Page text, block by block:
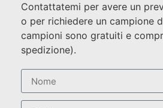
Contattatemi per avere un
o per richiedere un campione
campioni sono gratuiti e
spedizione).